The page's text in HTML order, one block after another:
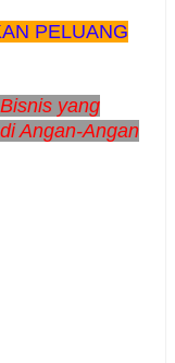
PELUANG
yang
Angan-Angan